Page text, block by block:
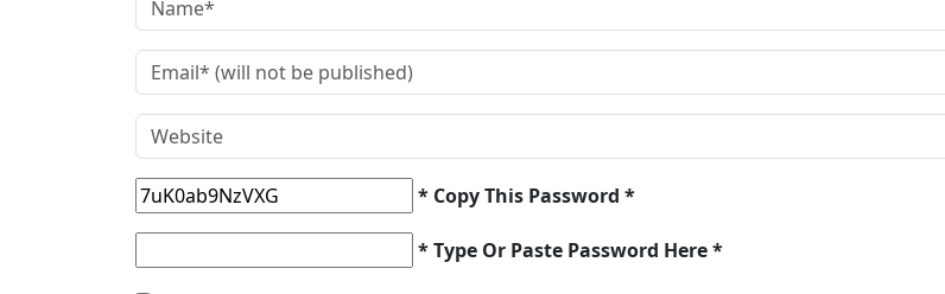
* Copy This Password *
* Type Or Paste Password Here *